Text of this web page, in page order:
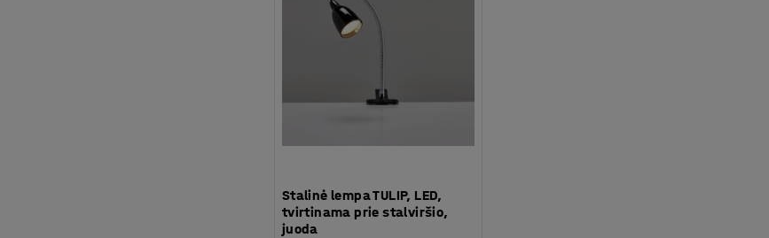
Stalinė lempa TULIP, LED,
tvirtinama prie stalviršio,
juoda